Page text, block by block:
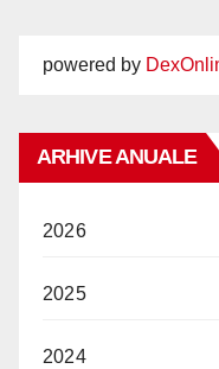
powered by
ARHIVE ANUALE
2026
2025
2024